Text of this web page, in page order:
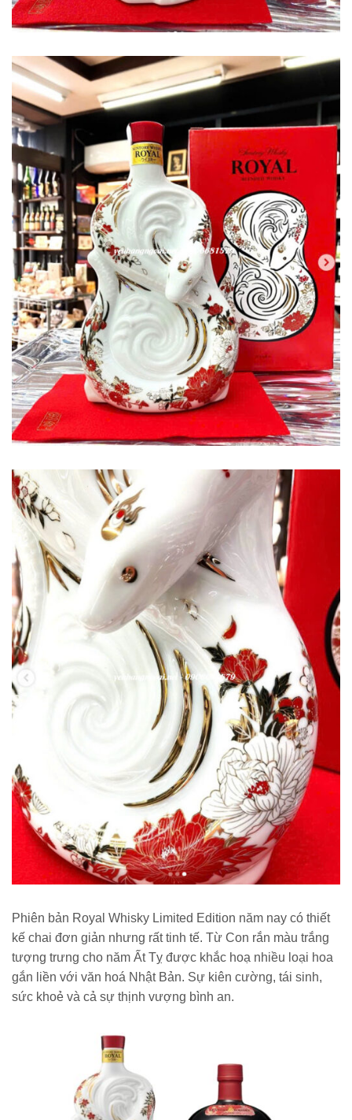
Phiên bản Royal Whisky Limited Edition năm nay có thiết
kế chai đơn giản nhưng rất tinh tế. Từ Con rắn màu trắng
tượng trưng cho năm Ất Tỵ được khắc hoạ nhiều loại hoa
gắn liền với văn hoá Nhật Bản. Sự kiên cường, tái sinh,
sức khoẻ và cả sự thịnh vượng bình an.